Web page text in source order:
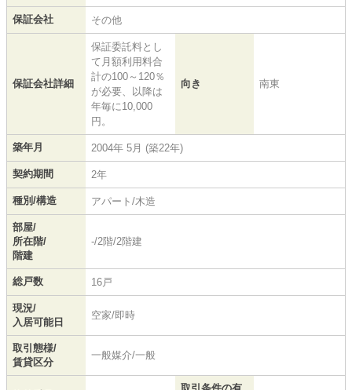
保証会社 その他
保証会社詳細
保証委託料とし
て月額利用料合
計の100～120％
が必要、以降は
年毎に10,000
円。
向き 南東
築年月 2004年 5月 (築22年)
契約期間 2年
種別/構造 アパート/木造
部屋/
所在階/
階建
-/2階/2階建
総戸数 16戸
現況/
入居可能日
空家/即時
取引態様/
賃貸区分
一般媒介/一般